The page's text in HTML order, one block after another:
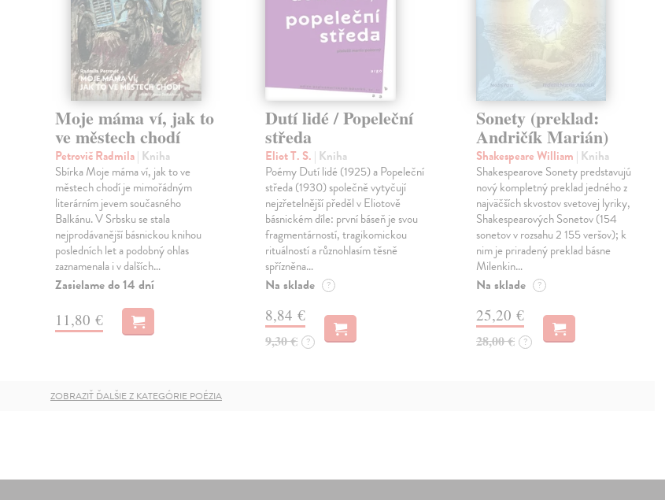
Moje máma ví, jak to
ve městech chodí
Petrovič Radmila| Kniha
Sbírka Moje máma ví, jak to ve
městech chodí je mimořádným
literárním jevem současného
Balkánu. V Srbsku se stala
nejprodávanější básnickou knihou
posledních let a podobný ohlas
zaznamenala i v dalších…
Zasielame do 14 dní
11,80 €
Dutí lidé / Popeleční
středa
Eliot T. S. | Kniha
Poémy Dutí lidé (1925) a Popeleční
středa (1930) společně vytyčují
nejzřetelnější předěl v Eliotově
básnickém díle: první báseň je svou
fragmentárností, tragikomickou
rituálností a různohlasím těsně
spřízněna…
Na sklade ?
8,84 €
9,30 € ?
Sonety (preklad:
Andričík Marián)
Shakespeare William | Kniha
Shakespearove Sonety predstavujú
nový kompletný preklad jedného z
najväčších skvostov svetovej lyriky,
Shakespearových Sonetov (154
sonetov v rozsahu 2 155 veršov); k
nim je priradený preklad básne
Milenkin…
Na sklade ?
25,20 €
28,00 € ?
ZOBRAZIŤ ĎALŠIE Z KATEGÓRIE POÉZIA